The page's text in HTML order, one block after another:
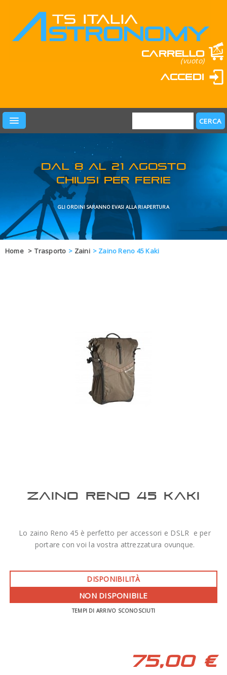
Carrello
(vuoto)
Accedi
PRODOTTI
LEARN & FUN
MARCHI
OFFERTE
GLI ORDINI SARANNO EVASI
Home > Trasporto > Zaini > Zaino Reno 45 Kaki
ZAINO RENO 45 KAKI
Lo zaino Reno 45 è perfetto per accessori e DSLR e per
portare con voi la vostra attrezzatura ovunque.
DISPONIBILITÀ
NON DISPONIBILE
TEMPI DI ARRIVO SCONOSCIUTI
75,00 €